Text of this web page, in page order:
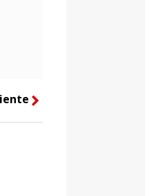
right